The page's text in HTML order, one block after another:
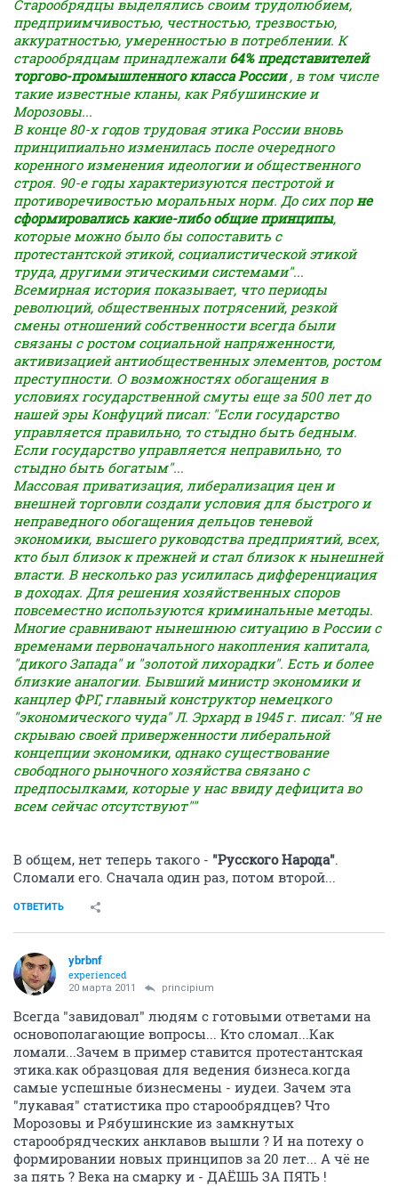
Старообрядцы выделялись своим трудолюбием,
предприимчивостью, честностью, трезвостью,
аккуратностью, умеренностью в потреблении. К
старообрядцам принадлежали64% представителей
торгово-промышленного класса России, в том числе
такие известные кланы, как Рябушинские и
Морозовы...
В конце 80-х годов трудовая этика России вновь
принципиально изменилась после очередного
коренного изменения идеологии и общественного
строя. 90-е годы характеризуются пестротой и
противоречивостью моральных норм. До сих пор не
сформировались какие-либо общие принципы,
которые можно было бы сопоставить с
протестантской этикой, социалистической этикой
труда, другими этическими системами"...
Всемирная история показывает, что периоды
революций, общественных потрясений, резкой
смены отношений собственности всегда были
связаны с ростом социальной напряженности,
активизацией антиобщественных элементов, ростом
преступности. О возможностях обогащения в
условиях государственной смуты еще за 500 лет до
нашей эры Конфуций писал: "Если государство
управляется правильно, то стыдно быть бедным.
Если государство управляется неправильно, то
стыдно быть богатым"...
Массовая приватизация, либерализация цен и
внешней торговли создали условия для быстрого и
неправедного обогащения дельцов теневой
экономики, высшего руководства предприятий, всех,
кто был близок к прежней и стал близок к нынешней
власти. В несколько раз усилилась дифференциация
в доходах. Для решения хозяйственных споров
повсеместно используются криминальные методы.
Многие сравнивают нынешнюю ситуацию в России с
временами первоначального накопления капитала,
"дикого Запада" и "золотой лихорадки". Есть и более
близкие аналогии. Бывший министр экономики и
канцлер ФРГ, главный конструктор немецкого
"экономического чуда" Л. Эрхард в 1945 г. писал: "Я не
скрываю своей приверженности либеральной
концепции экономики, однако существование
свободного рыночного хозяйства связано с
предпосылками, которые у нас ввиду дефицита во
всем сейчас отсутствуют""
В общем, нет теперь такого - "Русского Народа".
Сломали его. Сначала один раз, потом второй...
ОТВЕТИТЬ
ybrbnf
experienced
20 марта 2011 principium
Всегда "завидовал" людям с готовыми ответами на
основополагающие вопросы... Кто сломал...Как
ломали...Зачем в пример ставится протестантская
этика.как образцовая для ведения бизнеса.когда
самые успешные бизнесмены - иудеи. Зачем эта
"лукавая" статистика про старообрядцев? Что
Морозовы и Рябушинские из замкнутых
старообрядческих анклавов вышли ? И на потеху о
формировании новых принципов за 20 лет... А чё не
за пять ? Века на смарку и - ДАЁШЬ ЗА ПЯТЬ !